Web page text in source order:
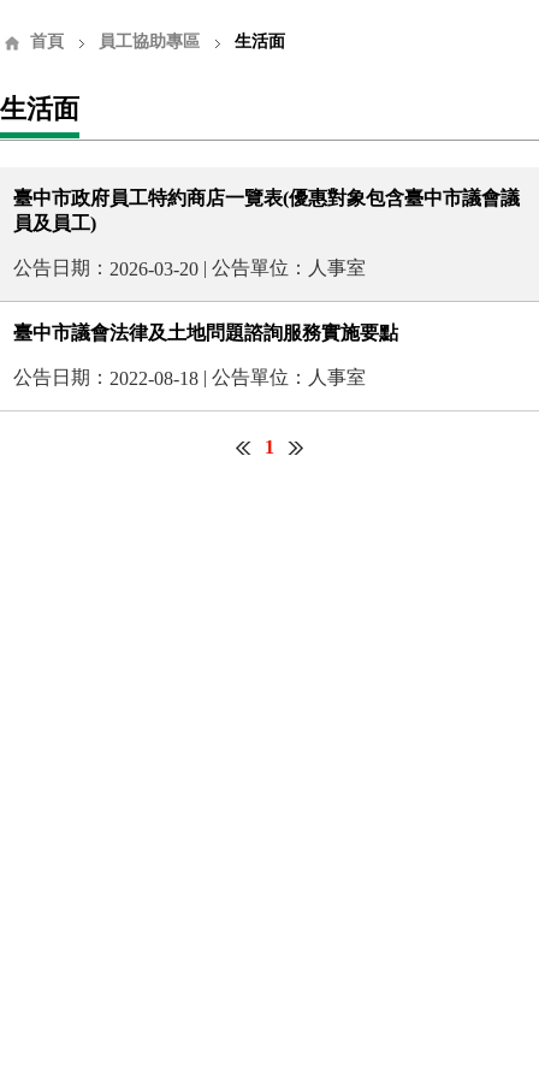
首頁 員工協助專區 生活面
生活面
臺中市政府員工特約商店一覽表(優惠對象包含臺中市議會議
員及員工)
公告日期： 2026-03-20 | 公告單位：人事室
臺中市議會法律及土地問題諮詢服務實施要點
公告日期： 2022-08-18 | 公告單位：人事室
1